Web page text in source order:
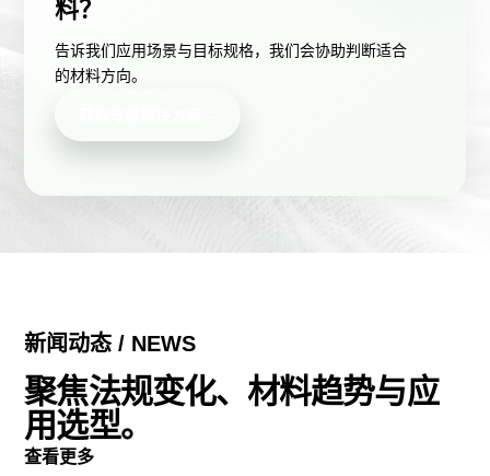
料？
告诉我们应用场景与目标规格，我们会协助判断适合
的材料方向。
新闻动态 / NEWS
聚焦法规变化、材料趋势与应
用选型。
查看更多